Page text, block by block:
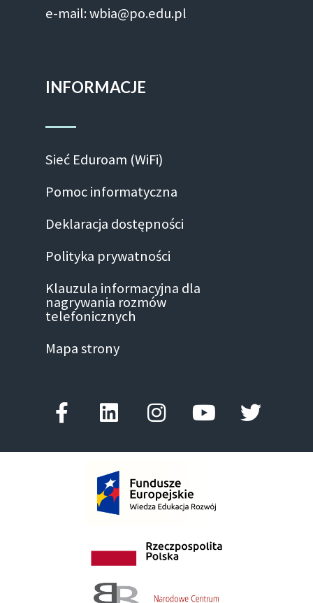
e-mail: wbia@po.edu.pl
INFORMACJE
Sieć Eduroam (WiFi)
Pomoc informatyczna
Deklaracja dostępności
Polityka prywatności
Klauzula informacyjna dla
nagrywania rozmów
telefonicznych
Mapa strony
f